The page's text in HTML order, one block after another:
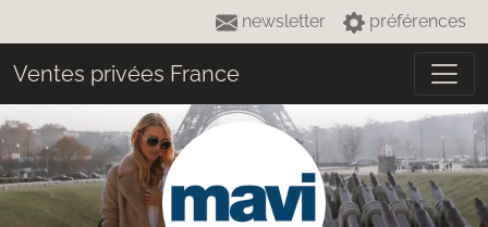
newsletter préférences
Ventes privées France